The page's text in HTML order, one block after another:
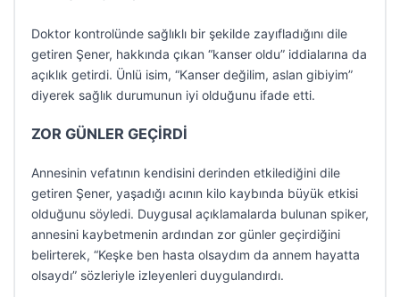
Doktor kontrolünde sağlıklı bir şekilde zayıfladığını dile
getiren Şener, hakkında çıkan “kanser oldu” iddialarına da
açıklık getirdi. Ünlü isim, “Kanser değilim, aslan gibiyim”
diyerek sağlık durumunun iyi olduğunu ifade etti.
ZOR GÜNLER GEÇİRDİ
Annesinin vefatının kendisini derinden etkilediğini dile
getiren Şener, yaşadığı acının kilo kaybında büyük etkisi
olduğunu söyledi. Duygusal açıklamalarda bulunan spiker,
annesini kaybetmenin ardından zor günler geçirdiğini
belirterek, “Keşke ben hasta olsaydım da annem hayatta
olsaydı” sözleriyle izleyenleri duygulandırdı.